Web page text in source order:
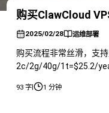
购买ClawCloud
2025/02/28 运维部署
购买流程非常丝滑，支
2c/2g/40g/1t=$25.2/
号 选择付款方式，我选
后跑一下融合测试脚本
93 字| 1 分钟